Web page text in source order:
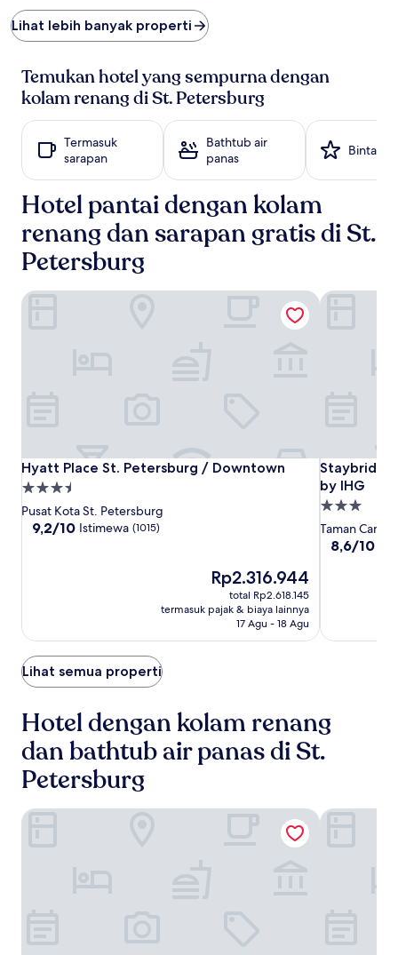
yang
ditemukan
dalam
jam
terakhir
berdasarkan
pencarian
malam
untuk
tamu
dewasa.
Harga
dan
ketersediaan
berubah
Lihat lebih banyak properti
Temukan hotel yang sempurna dengan
kolam renang di St. Petersburg
Termasuk
sarapan
Bathtub air
panas
Bintang
Hotel pantai dengan kolam
renang dan sarapan gratis di St.
Petersburg
Hyatt
Place
St.
Petersburg
Hyatt
Place
St.
Petersburg
Hyatt Place St. Petersburg / Downtown
Hyatt Place St. Petersburg / Downtown
Properti
bintang
3.5
Pusat Kota St. Petersburg
9.2
9,2/10 Istimewa (1015)
Harga
sekarang
Rp2.316.944
Rp2.316.944
total Rp2.618.145
termasuk pajak & biaya lainnya
17 Agu - 18 Agu
Hyatt Place St. Petersburg / Downtown
Staybridge
Suites
St.
Petersburg
Downtown
Staybridge
by IHG
Staybridge
Properti
bintang
3.0
Taman
8.6
8,6/10
Staybridge
Lihat semua properti
Hotel dengan kolam renang
dan bathtub air panas di St.
Petersburg
Holiday Inn Express & Suites St. Petersburg - Madeira
The Vinoy